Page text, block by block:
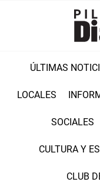
ÚLTIMAS
LOCALES
SOCIALES
CULTURA Y
CLUB